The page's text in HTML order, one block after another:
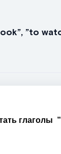
”to
глаголы